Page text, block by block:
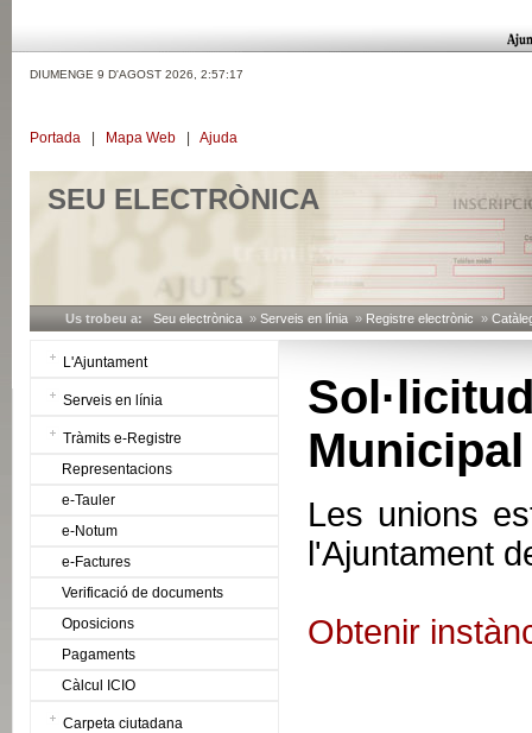
DIUMENGE 9 D'AGOST 2026, 2:57:18
Portada Mapa Web Ajuda
SEU ELECTRÒNICA
Us trobeu a: Seu electrònica » Serveis en línia » Registre electrònic »
L'Ajuntament
Serveis en línia
Tràmits e-Registre
Representacions
e-Tauler
e-Notum
e-Factures
Verificació de documents
Oposicions
Pagaments
Càlcul ICIO
Carpeta ciutadana
Les unions
l'Ajuntament
Obtenir